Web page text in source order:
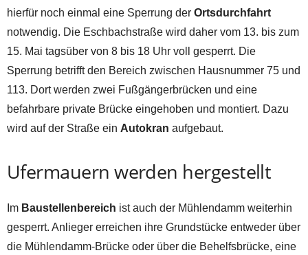
hierfür noch einmal eine Sperrung der Ortsdurchfahrt
notwendig. Die Eschbachstraße wird daher vom 13. bis zum
15. Mai tagsüber von 8 bis 18 Uhr voll gesperrt. Die
Sperrung betrifft den Bereich zwischen Hausnummer 75 und
113. Dort werden zwei Fußgängerbrücken und eine
befahrbare private Brücke eingehoben und montiert. Dazu
wird auf der Straße ein Autokran aufgebaut.
Ufermauern werden hergestellt
Im Baustellenbereich ist auch der Mühlendamm weiterhin
gesperrt. Anlieger erreichen ihre Grundstücke entweder über
die Mühlendamm-Brücke oder über die Behelfsbrücke, eine